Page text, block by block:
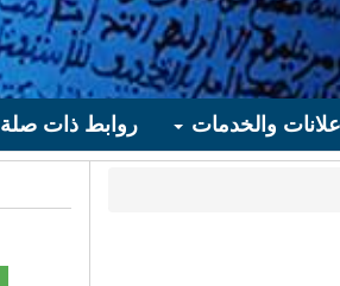
والخدمات روابط ذات صلة